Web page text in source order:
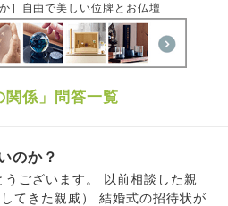
］自由で美しい位牌とお仏壇
関係」問答一覧
のか？
ございます。 以前相談した親
てきた親戚） 結婚式の招待状が